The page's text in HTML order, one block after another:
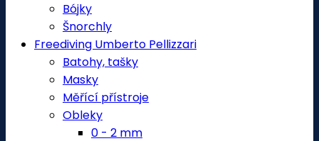
Bójky
Šnorchly
Freediving Umberto Pellizzari
Batohy, tašky
Masky
Měřící přístroje
Obleky
0 - 2 mm